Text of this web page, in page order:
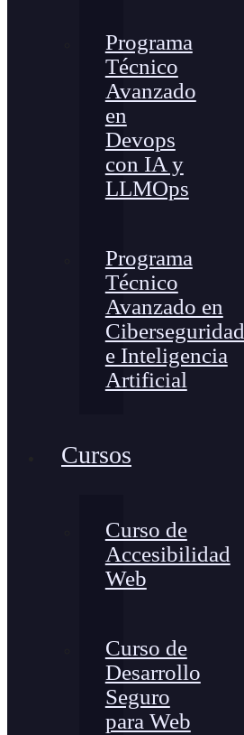
Programa
Técnico
Avanzado
en
Devops
con IA y
LLMOps
Programa
Técnico
Avanzado en
Ciberseguridad
e Inteligencia
Artificial
Cursos
Curso de
Accesibilidad
Web
Curso de
Desarrollo
Seguro
para Web